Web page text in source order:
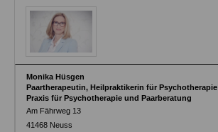
Monika Hüsgen
Paartherapeutin, Heilpraktikerin für Psychotherapie
Praxis für Psychotherapie und Paarberatung
Am Fährweg 13
41468 Neuss